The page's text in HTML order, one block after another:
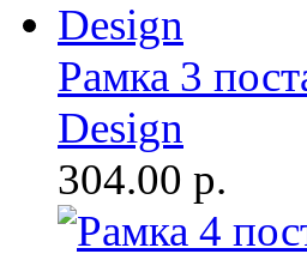
Рамка 3
Design
304.00 р.